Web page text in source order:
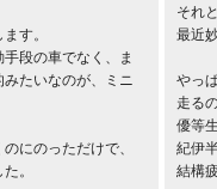
す。
段の車でなく、ま
たいなのが、ミニ
にのっただけで、
。
それ
最近
やっ
走る
優等
紀伊
結構